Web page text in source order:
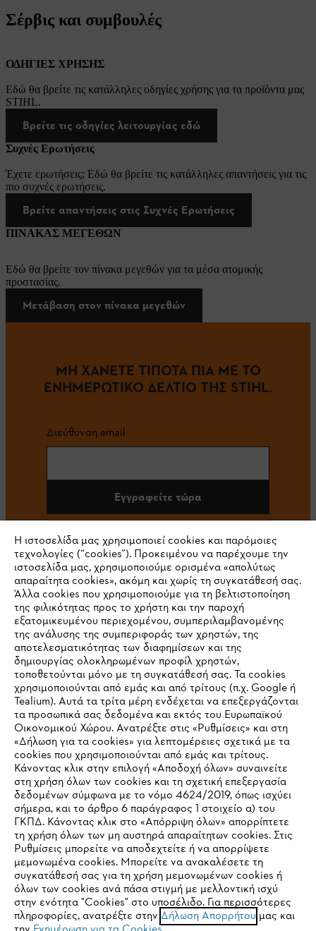
Σέρβις και συμβουλές
ΟΔΗΓΙΕΣ ΧΡΗΣΗΣ
Εδώ θα βρείτε τις κατάλληλες οδηγίες χρήσης για τα προϊόντα μας
STIHL.
Βρείτε τις οδηγίες λειτουργίας εδώ
Συχνές Ερωτήσεις
Έχετε ερωτήσεις; Εδώ θα βρείτε τις κατάλληλες απαντήσεις για τις
πιο συχνές ερωτήσεις.
Βρείτε απαντήσεις στις Συχνές Ερωτήσεις
ΠΙΝΑΚΑΣ ΜΕΓΕΘΩΝ
Εδώ θα βρείτε τον πίνακα μεγεθών για τα μέσα ατομικής
προστασίας.
Μετάβαση στον πίνακα μεγεθών
ΜΗ ΧΑΝΕΤΕ ΤΙΠΟΤΑ ΠΙΑ ΜΕ ΤΟ
ΕΝΗΜΕΡΩΤΙΚΟ ΔΕΛΤΙΟ ΤΗΣ STIHL.
Διεύθυνση email
Εγγραφείτε τώρα
#STIHL
Εταιρεία
STIHL Συχνές ερωτήσεις
Service
Πολιτική απορρήτου Νομικό κείμενο Cookies
Νομικές πληροφορίες
IHR BROWSER WIRD NICHT
UNTERSTÜTZT
Sie nutzen einen Browser, den wir noch nicht unterstützen. Für
eine optimale Nutzung unserer Seite empfehlen wir Ihnen, zu
einem der folgenden Browser zu wechseln:
Η ιστοσελίδα μας χρησιμοποιεί cookies και παρόμοιες
τεχνολογίες (“cookies”). Προκειμένου να παρέχουμε την
ιστοσελίδα μας, χρησιμοποιούμε ορισμένα «απολύτως
απαραίτητα cookies», ακόμη και χωρίς τη συγκατάθεσή σας.
Άλλα cookies που χρησιμοποιούμε για τη βελτιστοποίηση
της φιλικότητας προς το χρήστη και την παροχή
εξατομικευμένου περιεχομένου, συμπεριλαμβανομένης
της ανάλυσης της συμπεριφοράς των χρηστών, της
αποτελεσματικότητας των διαφημίσεων και της
δημιουργίας ολοκληρωμένων προφίλ χρηστών,
τοποθετούνται μόνο με τη συγκατάθεσή σας. Τα cookies
χρησιμοποιούνται από εμάς και από τρίτους (π.χ. Google ή
Tealium). Αυτά τα τρίτα μέρη ενδέχεται να επεξεργάζονται
τα προσωπικά σας δεδομένα και εκτός του Ευρωπαϊκού
Οικονομικού Χώρου. Ανατρέξτε στις «Ρυθμίσεις» και στη
«Δήλωση για τα cookies» για λεπτομέρειες σχετικά με τα
cookies που χρησιμοποιούνται από εμάς και τρίτους.
Κάνοντας κλικ στην επιλογή «Αποδοχή όλων» συναινείτε
στη χρήση όλων των cookies και τη σχετική επεξεργασία
δεδομένων σύμφωνα με το νόμο 4624/2019, όπως ισχύει
σήμερα, και το άρθρο 6 παράγραφος 1 στοιχείο α) του
ΓΚΠΔ. Κάνοντας κλικ στο «Απόρριψη όλων» απορρίπτετε
τη χρήση όλων των μη αυστηρά απαραίτητων cookies. Στις
Ρυθμίσεις μπορείτε να αποδεχτείτε ή να απορρίψετε
μεμονωμένα cookies. Μπορείτε να ανακαλέσετε τη
συγκατάθεσή σας για τη χρήση μεμονωμένων cookies ή
όλων των cookies ανά πάσα στιγμή με μελλοντική ισχύ
στην ενότητα "Cookies" στο υποσέλιδο. Για περισσότερες
πληροφορίες, ανατρέξτε στην Δήλωση Απορρήτου μας και